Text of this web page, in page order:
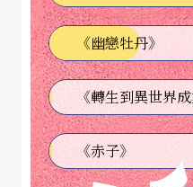
共製涉及兩個或以上的
藝術節、劇院或視覺藝
約，共同投入資源支持
的計畫。共製的核心
資，更重要的是參與
程。
《幽戀牡丹》
《赤子》